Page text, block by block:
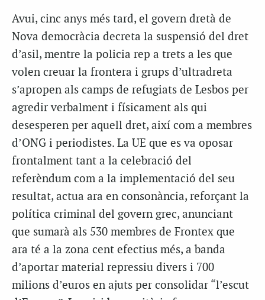
Avui, cinc anys més tard, el govern dretà de
Nova democràcia decreta la suspensió del dret
d’asil, mentre la policia rep a trets a les que
volen creuar la frontera i grups d’ultradreta
s’apropen als camps de refugiats de Lesbos per
agredir verbalment i físicament als qui
desesperen per aquell dret, així com a membres
d’ONG i periodistes. La UE que es va oposar
frontalment tant a la celebració del
referèndum com a la implementació del seu
resultat, actua ara en consonància, reforçant la
política criminal del govern grec, anunciant
que sumarà als 530 membres de Frontex que
ara té a la zona cent efectius més, a banda
d’aportar material repressiu divers i 700
milions d’euros en ajuts per consolidar “l’escut